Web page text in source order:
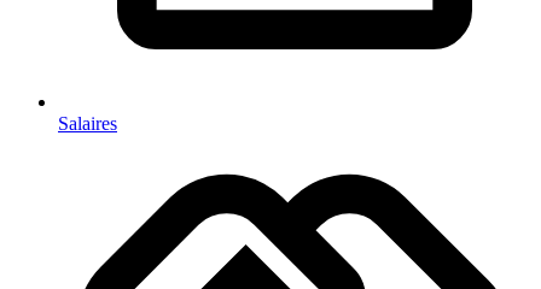
Salaires